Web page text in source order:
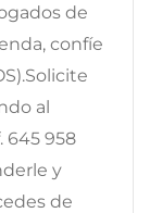
de
confíe
al
645 958
y
de